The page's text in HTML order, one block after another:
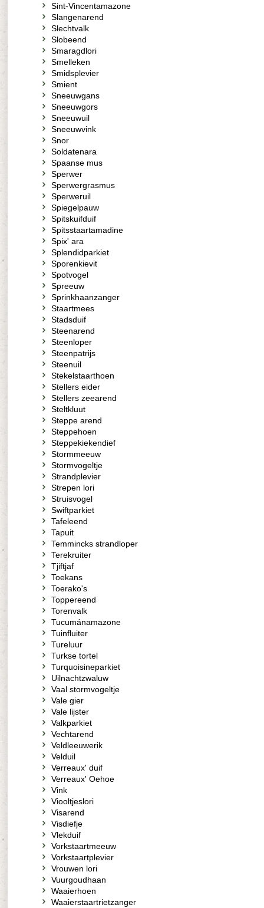
Sint-Vincentamazone
Slangenarend
Slechtvalk
Slobeend
Smaragdlori
Smelleken
Smidsplevier
Smient
Sneeuwgans
Sneeuwgors
Sneeuwuil
Sneeuwvink
Snor
Soldatenara
Spaanse mus
Sperwer
Sperwergrasmus
Sperweruil
Spiegelpauw
Spitskuifduif
Spitsstaartamadine
Spix' ara
Splendidparkiet
Sporenkievit
Spotvogel
Spreeuw
Sprinkhaanzanger
Staartmees
Stadsduif
Steenarend
Steenloper
Steenpatrijs
Steenuil
Stekelstaarthoen
Stellers eider
Stellers zeearend
Steltkluut
Steppe arend
Steppehoen
Steppekiekendief
Stormmeeuw
Stormvogeltje
Strandplevier
Strepen lori
Struisvogel
Swiftparkiet
Tafeleend
Tapuit
Temmincks strandloper
Terekruiter
Tjiftjaf
Toekans
Toerako's
Toppereend
Torenvalk
Tucumánamazone
Tuinfluiter
Tureluur
Turkse tortel
Turquoisineparkiet
Uilnachtzwaluw
Vaal stormvogeltje
Vale gier
Vale lijster
Valkparkiet
Vechtarend
Veldleeuwerik
Velduil
Verreaux' duif
Verreaux' Oehoe
Vink
Viooltjeslori
Visarend
Visdiefje
Vlekduif
Vorkstaartmeeuw
Vorkstaartplevier
Vrouwen lori
Vuurgoudhaan
Waaierhoen
Waaierstaartrietzanger